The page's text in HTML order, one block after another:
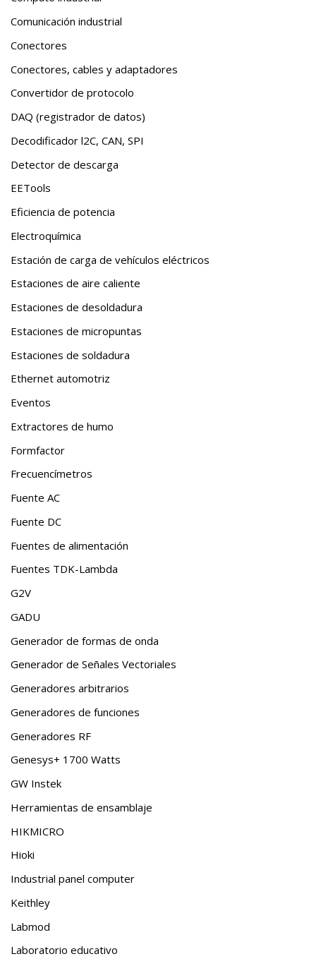
Comunicación industrial
Conectores
Conectores, cables y adaptadores
Convertidor de protocolo
DAQ (registrador de datos)
Decodificador l2C, CAN, SPI
Detector de descarga
EETools
Eficiencia de potencia
Electroquímica
Estación de carga de vehículos eléctricos
Estaciones de aire caliente
Estaciones de desoldadura
Estaciones de micropuntas
Estaciones de soldadura
Ethernet automotriz
Eventos
Extractores de humo
Formfactor
Frecuencímetros
Fuente AC
Fuente DC
Fuentes de alimentación
Fuentes TDK-Lambda
G2V
GADU
Generador de formas de onda
Generador de Señales Vectoriales
Generadores arbitrarios
Generadores de funciones
Generadores RF
Genesys+ 1700 Watts
GW Instek
Herramientas de ensamblaje
HIKMICRO
Hioki
Industrial panel computer
Keithley
Labmod
Laboratorio educativo